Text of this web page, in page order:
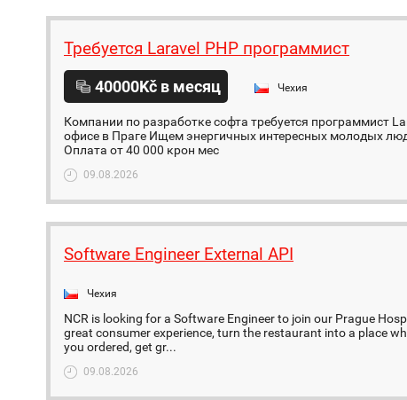
Требуется Laravel PHP программист
40000Kč в месяц Чехия
Компании по разработке софта требуется программист
офисе в Праге Ищем энергичных интересных молодых
Оплата от 40 000 крон мес
09.08.2026
Software Engineer External API
Чехия
NCR is looking for a Software Engineer to join our Prague
great consumer experience, turn the restaurant into a place
you ordered, get gr...
09.08.2026